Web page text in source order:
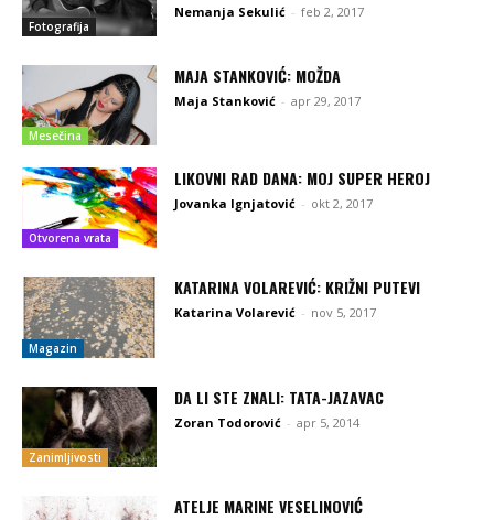
Fotografija
Nemanja Sekulić - feb 2, 2017
Mesečina
MAJA STANKOVIĆ: MOŽDA
Maja Stanković - apr 29, 2017
Otvorena vrata
LIKOVNI RAD DANA: MOJ SUPER HEROJ
Jovanka Ignjatović - okt 2, 2017
Magazin
KATARINA VOLAREVIĆ: KRIŽNI PUTEVI
Katarina Volarević - nov 5, 2017
Zanimljivosti
DA LI STE ZNALI: TATA-JAZAVAC
Zoran Todorović - apr 5, 2014
ATELJE MARINE VESELINOVIĆ